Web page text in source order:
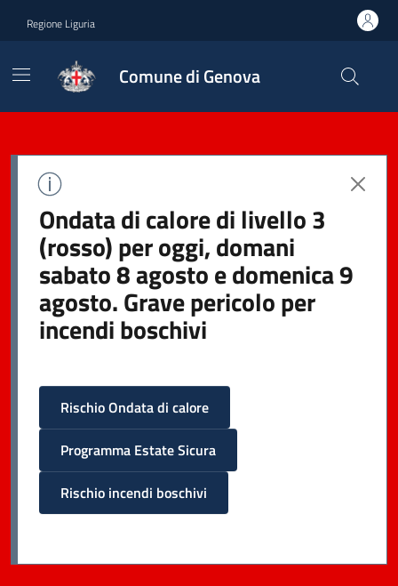
Regione Liguria
Comune di Genova
Ondata di calore di livello 3
(rosso) per oggi, domani
sabato 8 agosto e domenica 9
agosto. Grave pericolo per
incendi boschivi
Rischio Ondata di calore
Programma Estate Sicura
Rischio incendi boschivi